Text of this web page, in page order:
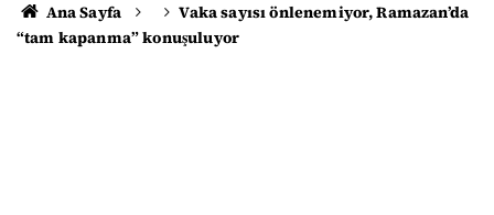
Ana Sayfa
Vaka sayısı önlenemiyor, Ramazan’da
“tam kapanma” konuşuluyor